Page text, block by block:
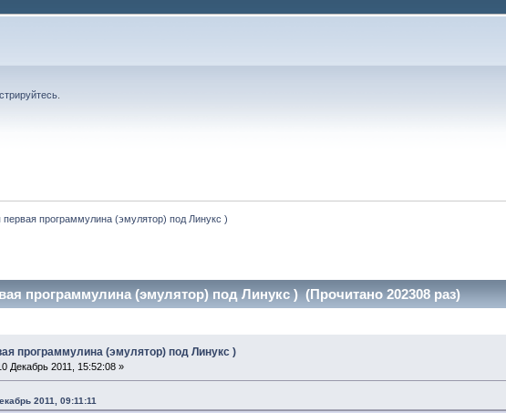
первая программулина (эмулятор) под Линукс )
программулина (эмулятор) под Линукс ) (Прочитано 202308 раз)
программулина (эмулятор) под Линукс )
Декабрь 2011, 15:52:08 »
2011, 09:11:11